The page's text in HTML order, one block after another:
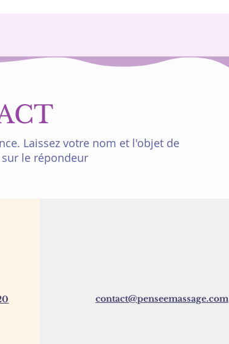
Laissez votre nom et l'objet de
le répondeur
contact@penseemassage.com